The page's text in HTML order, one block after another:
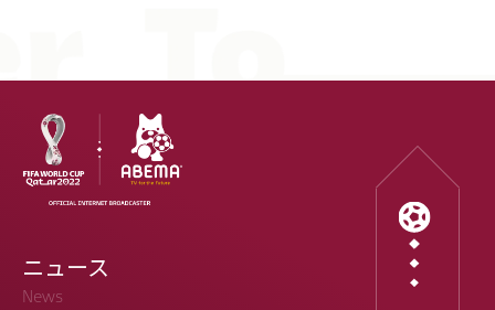
ニュース
News